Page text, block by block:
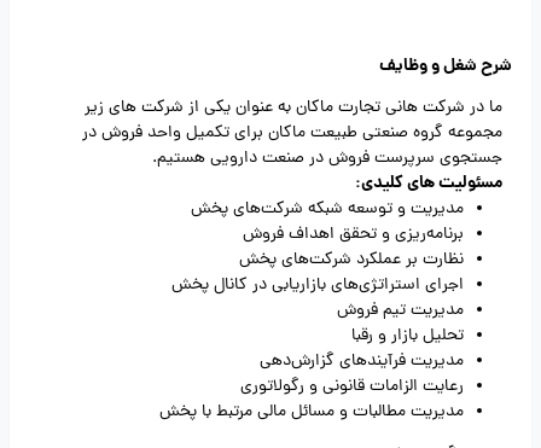
شرح شغل و وظایف
ما در شرکت هانی تجارت ماکان به عنوان یکی از شرکت های زیر
مجموعه گروه صنعتی طبیعت ماکان برای تکمیل واحد فروش در
جستجوی سرپرست فروش در صنعت دارویی هستیم.
مسئولیت های کلیدی:
مدیریت و توسعه شبکه شرکت‌های پخش
برنامه‌ریزی و تحقق اهداف فروش
نظارت بر عملکرد شرکت‌های پخش
اجرای استراتژی‌های بازاریابی در کانال پخش
مدیریت تیم فروش
تحلیل بازار و رقبا
مدیریت فرآیندهای گزارش‌دهی
رعایت الزامات قانونی و رگولاتوری
مدیریت مطالبات و مسائل مالی مرتبط با پخش